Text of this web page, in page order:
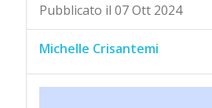
Pubblicato il 07 Ott 2024
Michelle Crisantemi